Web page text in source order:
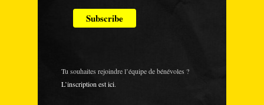
Tu souhaites rejoindre l’équipe de bénévoles ?
L’inscription est ici.